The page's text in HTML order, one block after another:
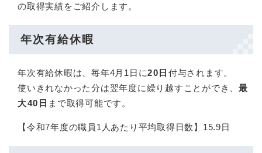
の取得実績をご紹介します。
年次有給休暇
年次有給休暇は、毎年4月1日に20日 付与されます。
使いきれなかった分は翌年度に繰り越すことができ、 最
大40日 まで取得可能です。​
【令和7年度の職員1人あたり平均取得日数】15.9日